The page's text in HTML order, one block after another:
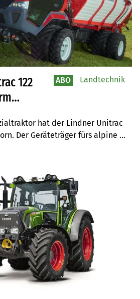
122
hat der Lindner Unitrac
Der Geräteträger fürs alpine
ABO Landtechnik